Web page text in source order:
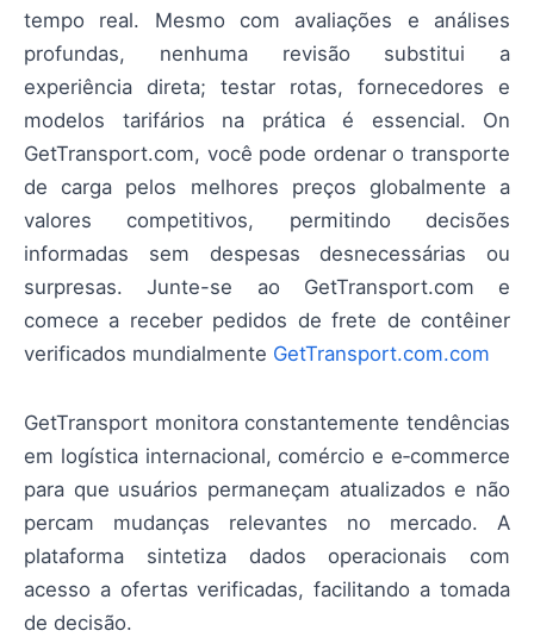
tempo real. Mesmo com avaliações e análises
profundas, nenhuma revisão substitui a
experiência direta; testar rotas, fornecedores e
modelos tarifários na prática é essencial. On
GetTransport.com, você pode ordenar o transporte
de carga pelos melhores preços globalmente a
valores competitivos, permitindo decisões
informadas sem despesas desnecessárias ou
surpresas. Junte-se ao GetTransport.com e
comece a receber pedidos de frete de contêiner
verificados mundialmente GetTransport.com.com
GetTransport monitora constantemente tendências
em logística internacional, comércio e e‑commerce
para que usuários permaneçam atualizados e não
percam mudanças relevantes no mercado. A
plataforma sintetiza dados operacionais com
acesso a ofertas verificadas, facilitando a tomada
de decisão.